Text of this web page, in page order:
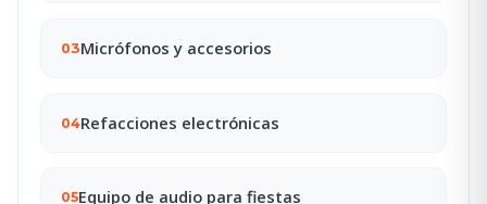
03Micrófonos y accesorios
04Refacciones electrónicas
05Equipo de audio para fiestas